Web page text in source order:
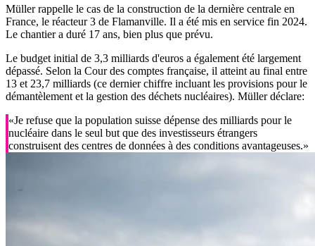
Müller rappelle le cas de la construction de la dernière centrale en
France, le réacteur 3 de Flamanville. Il a été mis en service fin 2024.
Le chantier a duré 17 ans, bien plus que prévu.
Le budget initial de 3,3 milliards d'euros a également été largement
dépassé. Selon la Cour des comptes française, il atteint au final entre
13 et 23,7 milliards (ce dernier chiffre incluant les provisions pour le
démantèlement et la gestion des déchets nucléaires). Müller déclare:
«Je refuse que la population suisse dépense des milliards pour le
nucléaire dans le seul but que des investisseurs étrangers
construisent des centres de données à des conditions avantageuses.»